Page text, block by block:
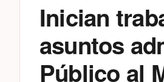
Inician
asuntos
Público al